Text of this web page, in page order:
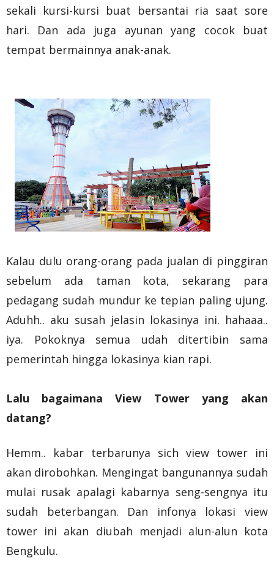
sekali kursi-kursi buat bersantai ria saat sore
hari. Dan ada juga ayunan yang cocok buat
tempat bermainnya anak-anak.
Kalau dulu orang-orang pada jualan di pinggiran
sebelum ada taman kota, sekarang para
pedagang sudah mundur ke tepian paling ujung.
Aduhh.. aku susah jelasin lokasinya ini. hahaaa..
iya. Pokoknya semua udah ditertibin sama
pemerintah hingga lokasinya kian rapi.
Lalu bagaimana View Tower yang akan
datang?
Hemm.. kabar terbarunya sich view tower ini
akan dirobohkan. Mengingat bangunannya sudah
mulai rusak apalagi kabarnya seng-sengnya itu
sudah beterbangan. Dan infonya lokasi view
tower ini akan diubah menjadi alun-alun kota
Bengkulu.